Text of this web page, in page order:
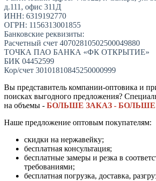
д.111, офис 311Д
ИНН: 6319192770
ОГРН: 1156313001855
Банковские реквизиты:
Расчетный счет 40702810502500049880
ТОЧКА ПАО БАНКА «ФК ОТКРЫТИЕ»
БИК 04452599
Кор/счет 30101810845250000999
Вы представитель компании-оптовика и
поисках выгодного предложения?
на объемы - БОЛЬШЕ ЗАКАЗ -
Наше предложение оптовым покупателям:
скидки на нержавейку;
бесплатная консультация;
бесплатные замеры и резка в
требованиями;
бесплатная погрузка, доставка,